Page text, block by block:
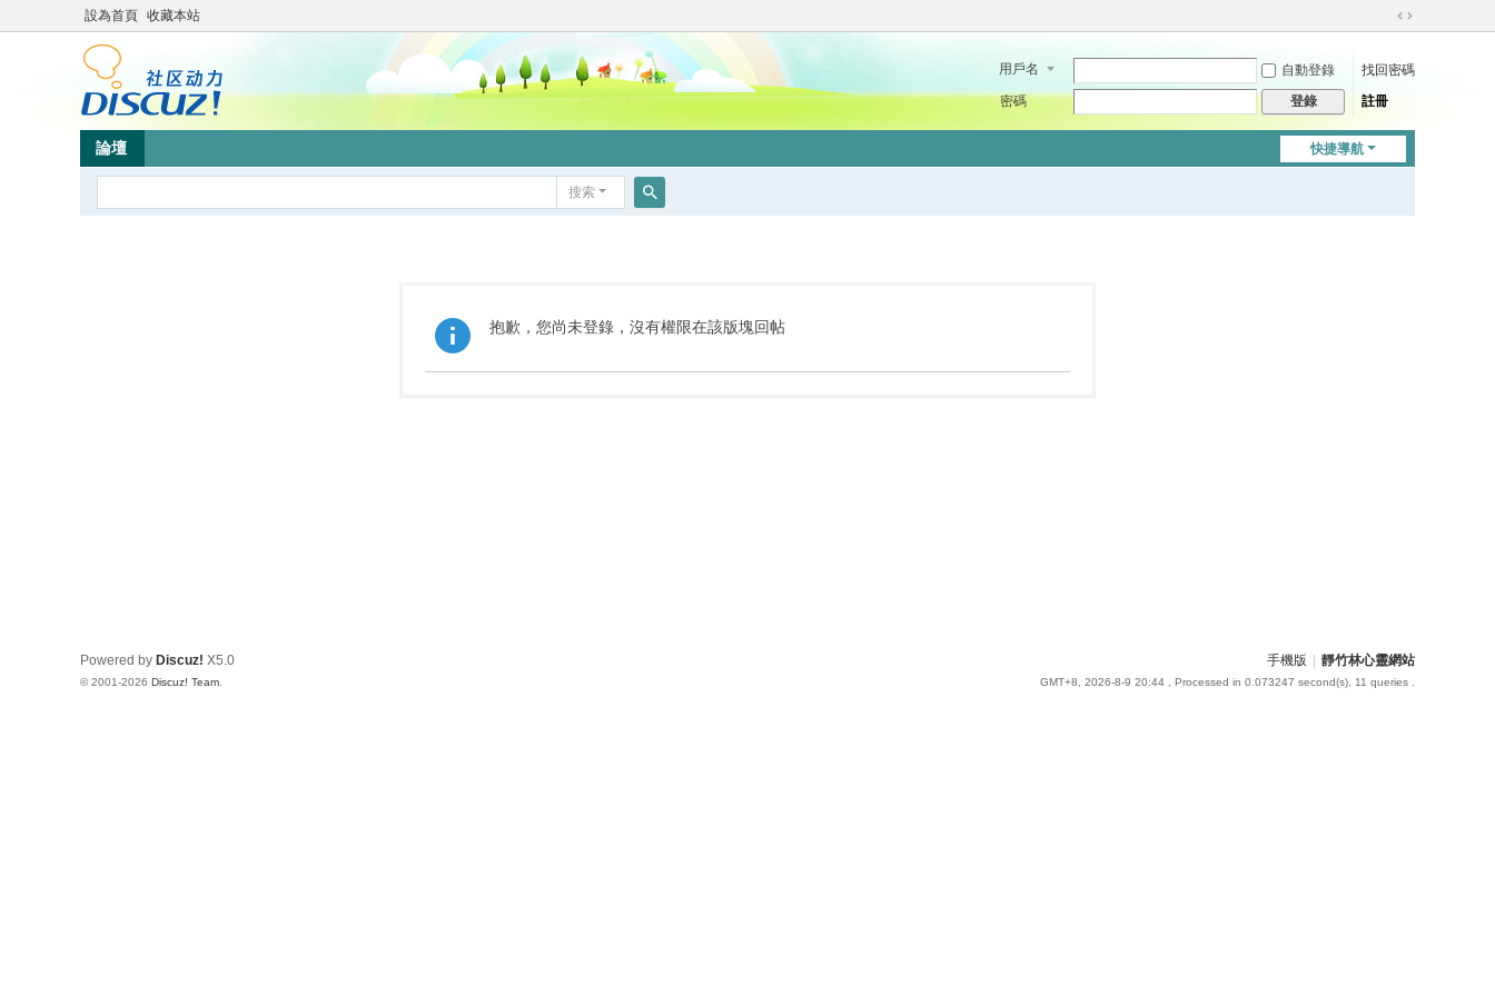
設為首頁 收藏本站
切
到
用戶名 自動登錄
找回密碼
密碼
登錄 註冊
快捷導航
論壇
搜索
抱歉，您尚未登錄，沒有權限在該版塊回帖
手機版 靜竹林心靈網站
GMT+8, 2026-8-9 20:44 , Processed in 0.073247 second(s), 11 queries .
Powered by Discuz! X5.0
© 2001-2026 Discuz! Team